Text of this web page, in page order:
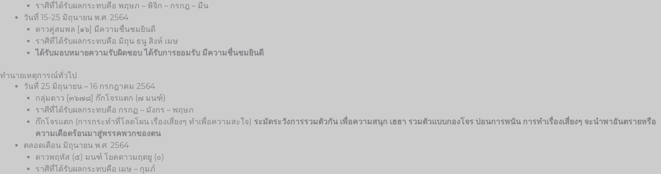
ราศีที่ได้รับผลกระทบคือ พฤษภ – พิจิก – กรกฎ – มีน
วันที่ 15-25 มิถุนายน พ.ศ. 2564
ดาวคู่สมพล [๑๖] มีความชื่นชมยินดี
ราศีที่ได้รับผลกระทบคือ มิถุน ธนู สิงห์ เมษ
ได้รับมอบหมายความรับผิดชอบ ได้รับการยอมรับ มีความชื่นชมยินดี
ทำนายเหตุการณ์ทั่วไป
วันที่ 25 มิถุนายน – 16 กรกฎาคม 2564
กลุ่มดาว [๓๖๗๘] ก๊กโจรแตก (๗ มนฑ์)
ราศีที่ได้รับผลกระทบคือ กรกฏ – มังกร – พฤษภ
ก๊กโจรแตก (การกระทำที่โลดโผน เรื่องเสี่ยงๆ ทำเพื่อความสะใจ) ระมัดระวังการรวมตัวกัน เพื่อความสนุก เฮฮา รวมตัวแบบกองโจร บ่อนการพนัน การทำเรื่องเสี่ยงๆ จะนำพาอันตรายหรือ
ความเดือดร้อนมาสู่พรรคพวกของตน
ตลอดเดือน มิถุนายน พ.ศ. 2564
ดาวพฤหัส (๕) มนฑ์ โยคดาวมฤตยู (๐)
ราศีที่ได้รับผลกระทบคือ เมษ – กุมภ์